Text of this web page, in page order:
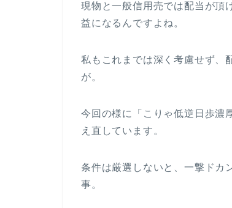
現物と一般信用売では配当が頂
益になるんですよね。
私もこれまでは深く考慮せず、
が。
今回の様に「こりゃ低逆日歩濃
え直しています。
条件は厳選しないと、一撃ドカ
事。